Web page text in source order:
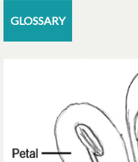
GLOSSARY